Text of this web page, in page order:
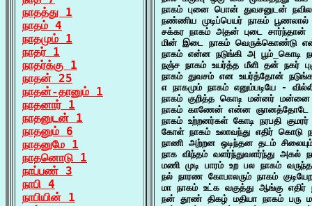
நாதத்து 1
நாதம் 4
நாதமும் 1
நாதர் 1
நாதர்க்கு 1
நாதன் 25
நாதன்-தானும் 1
நாதனார் 1
நாதனுடன் 1
நாதனும் 6
நாதனுமே 1
நாதனொடு 1
நாப்பண் 3
நாபி 4
நாபியின் 1
நாகம் புனை பொன் துவசனுடன்
நண்ணிய முடிப்பெயர் நாகம்
சக்கர நாகம் அதன் புடை சார்ந்தான்
மின் இடை நாகம் வெருக்கொண்டு
நாகம் என்ன நடுங்கி அ பூம்_கொடி
நஞ்ச நாகம் உயர்த்த மீளி தன் நகர்
நாகம் துவசம் என உயர்த்தோன்
எ நாகமும் நாகம் எனும்படியே -
நாகம் குறித்த கொடி மன்னர் மன்னை
நாகம் காணேன் என்ன ஞானத்தோடே
நாகம் உற்றனர்கள் கோடி நரபதி
கோள் நாகம் உலாவந்து எதிர் கொடு
நாணி அற்றன ஒடிந்தன தடம்
நாக விந்தம் வளர்ந்துவளர்ந்து அகல்
மணி முடி பாரம் உற பல நாகம்
நல் நாரண கோபாலரும் நாகம்
மா நாகம் உட்க வகுத்து ஆங்கு
நன் தூண் திகழ் மதியா நாகம் பரு